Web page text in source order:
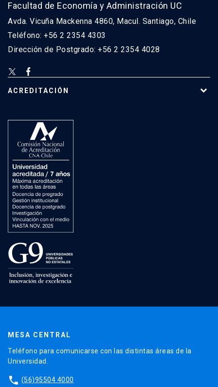
Facultad de Economía y Administración UC
Avda. Vicuña Mackenna 4860, Macul. Santiago, Chile
Teléfono: +56 2 2354 4303
Dirección de Postgrado: +56 2 2354 4028
ACREDITACIÓN
MESA CENTRAL
Teléfono para comunicarse con las distintas áreas de la
Universidad.
phone (56)95504 4000